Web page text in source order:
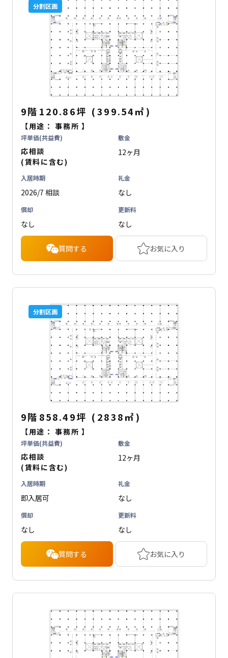
分割区画
9階 120.86坪 ( 399.54㎡ )
【用途：事務所 】
坪単価(共益費)
応相談
(賃料に含む)
敷金
12ヶ月
入居時期
2026/7 相談
礼金
なし
償却
なし
更新料
なし
質問する お気に入り
分割区画
9階 858.49坪 ( 2838㎡ )
【用途：事務所 】
坪単価(共益費)
応相談
(賃料に含む)
敷金
12ヶ月
入居時期
即入居可
礼金
なし
償却
なし
更新料
なし
質問する お気に入り